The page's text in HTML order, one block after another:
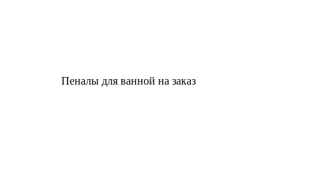
Пеналы для ванной на заказ